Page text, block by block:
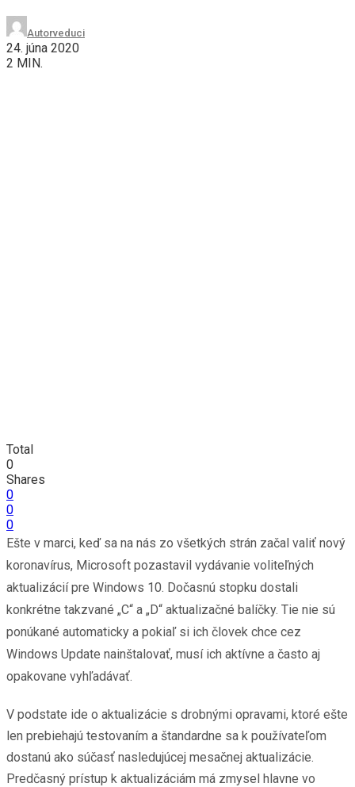
Autorveduci
24. júna 2020
2 MIN.
Total
0
Shares
0
0
0
Ešte v marci, keď sa na nás zo všetkých strán začal valiť nový
koronavírus, Microsoft pozastavil vydávanie voliteľných
aktualizácií pre Windows 10. Dočasnú stopku dostali
konkrétne takzvané „C“ a „D“ aktualizačné balíčky. Tie nie sú
ponúkané automaticky a pokiaľ si ich človek chce cez
Windows Update nainštalovať, musí ich aktívne a často aj
opakovane vyhľadávať.
V podstate ide o aktualizácie s drobnými opravami, ktoré ešte
len prebiehajú testovaním a štandardne sa k používateľom
dostanú ako súčasť nasledujúcej mesačnej aktualizácie.
Predčasný prístup k aktualizáciám má zmysel hlavne vo